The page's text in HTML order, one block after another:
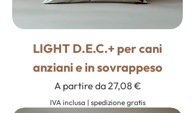
LIGHT D.E.C.+ per cani
anziani e in sovrappeso
A partire da27,08 €
Prezzo scontato
IVA inclusa| spedizione gratis